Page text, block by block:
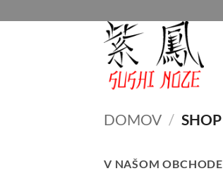
to
DOMOV / SHOP
V NAŠOM OBCHODE